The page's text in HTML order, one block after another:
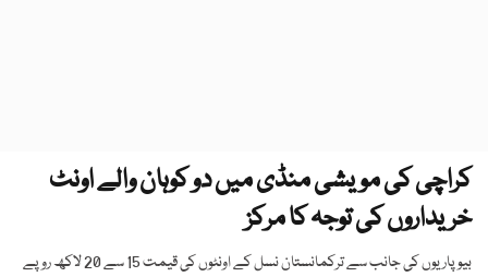
کراچی کی مویشی منڈی میں دو کوہان والے اونٹ
خریداروں کی توجہ کا مرکز
بیوپاریوں کی جانب سے ترکمانستان نسل کے اونٹوں کی قیمت 15 سے 20 لاکھ روپے